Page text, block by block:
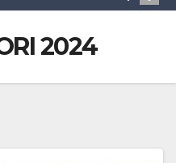
2024